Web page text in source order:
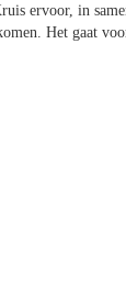
ervoor, in
Het gaat